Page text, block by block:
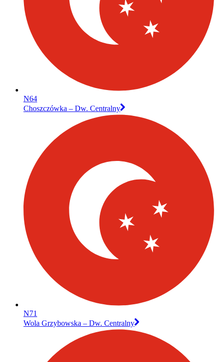
N64
Choszczówka – Dw. Centralny
N71
Wola Grzybowska – Dw. Centralny